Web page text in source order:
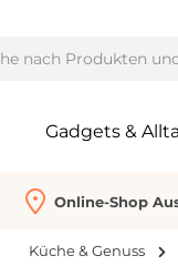
Gadgets &
Online-Shop
Küche & Genuss